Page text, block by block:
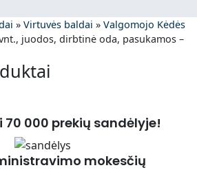
» Virtuvės baldai » Valgomojo Kėdės
juodos, dirbtinė oda, pasukamos –
70 000 prekių sandėlyje!
mokesčių